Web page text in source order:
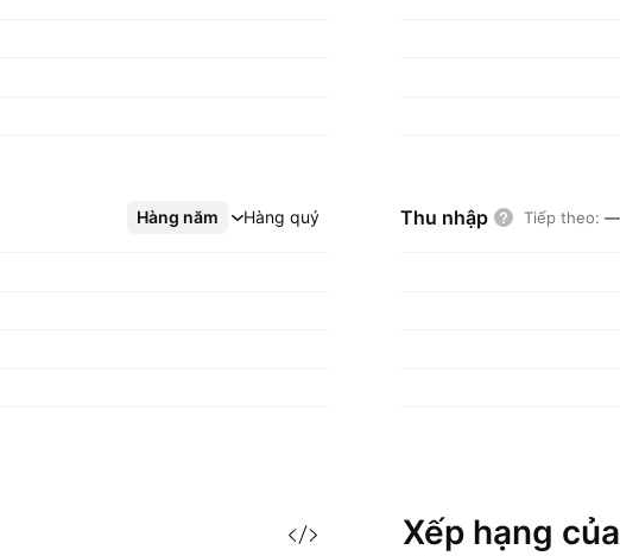
Hàng năm Hàng quý
Xem thêm Thu nhập Tiếp theo: —
Xếp hạng